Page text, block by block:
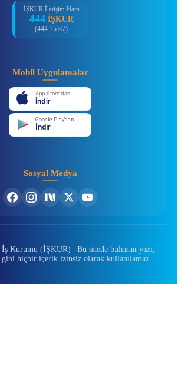
İŞKUR İletişim Hattı
444 İŞKUR
(444 75 87)
Mobil Uygulamalar
App Store'dan
İndir
Google Play'den
İndir
Sosyal Medya
Kurumu (İŞKUR) | Bu sitede bulunan yazı,
gibi hiçbir içerik izinsiz olarak kullanılamaz.